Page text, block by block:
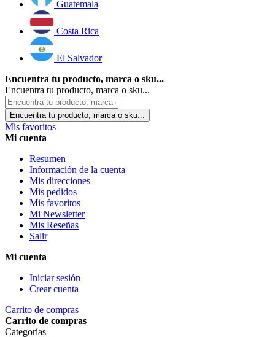
Guatemala
Costa Rica
El Salvador
Encuentra tu producto, marca o sku...
Encuentra tu producto, marca o sku...
Encuentra tu producto, marca o sku...
Mis favoritos
Mi cuenta
Resumen
Información de la cuenta
Mis direcciones
Mis pedidos
Mis favoritos
Mi Newsletter
Mis Reseñas
Salir
Mi cuenta
Iniciar sesión
Crear cuenta
Carrito de compras
Carrito de compras
Categorías